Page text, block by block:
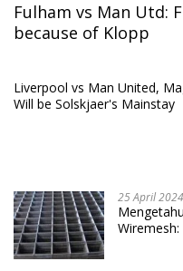
Fulham vs Man Utd:
because of Klopp
Liverpool vs Man United,
Will be Solskjaer's Mainstay
25 April 2024